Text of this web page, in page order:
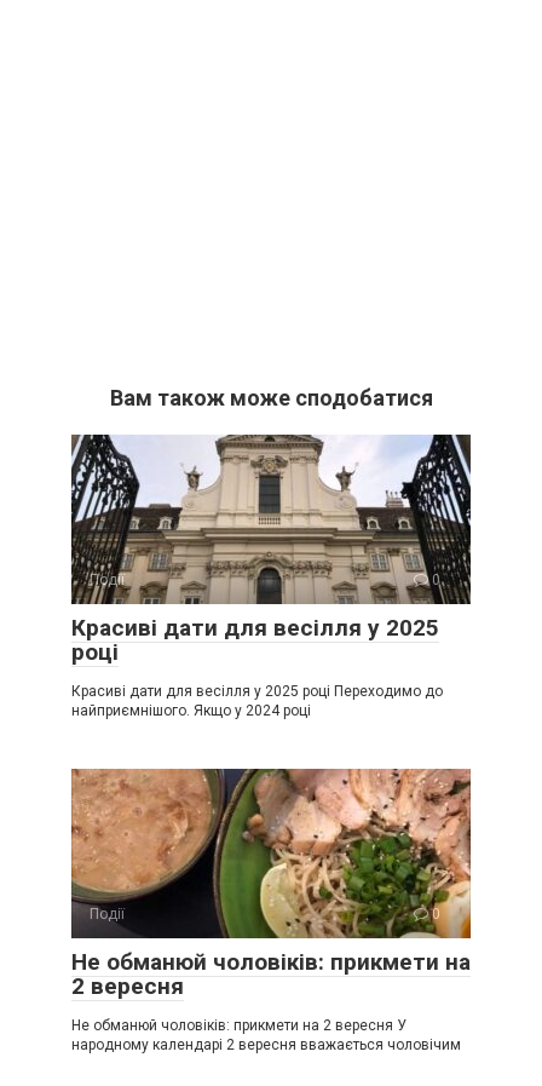
Вам також може сподобатися
Події 0
Красиві дати для весілля у 2025
році
Красиві дати для весілля у 2025 році Переходимо до
найприємнішого. Якщо у 2024 році
Події 0
Не обманюй чоловіків: прикмети на
2 вересня
Не обманюй чоловіків: прикмети на 2 вересня У
народному календарі 2 вересня вважається чоловічим